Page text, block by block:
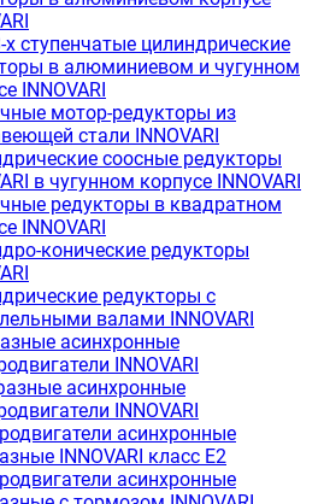
х ступенчатые цилиндрические
в алюминиевом и чугунном
INNOVARI
мотор-редукторы из
стали INNOVARI
соосные редукторы
в чугунном корпусе INNOVARI
редукторы в квадратном
INNOVARI
конические редукторы
редукторы с
валами INNOVARI
асинхронные
INNOVARI
асинхронные
INNOVARI
асинхронные
INNOVARI класс E2
асинхронные